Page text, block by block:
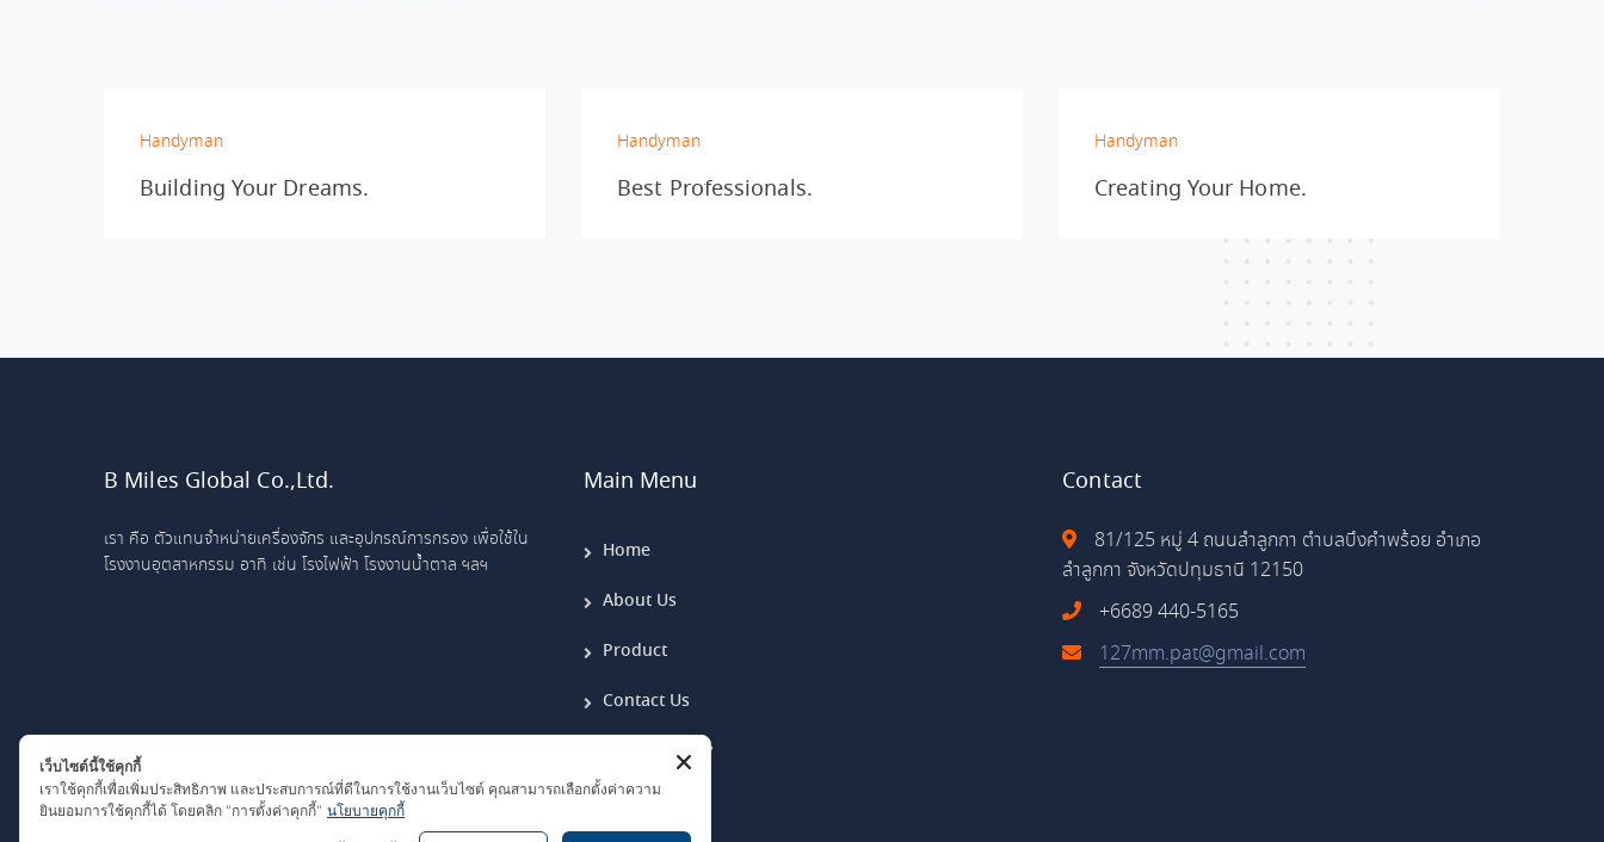
Handyman
Building Your Dreams.
Handyman
Best Professionals.
Handyman
Creating Your Home.
B Miles Global Co.,Ltd.
เรา คือ ตัวแทนจำหน่ายเครื่องจักร และอุปกรณ์การกรอง เพื่อใช้ใน
โรงงานอุตสาหกรรม อาทิ เช่น โรงไฟฟ้า โรงงานน้ำตาล ฯลฯ
Main Menu
Home
About Us
Product
Contact Us
Privacy Policy
Contact
81/125 หมู่ 4 ถนนลำลูกกา ตำบลบึงคำพร้อย อำเภอ
ลำลูกกา จังหวัดปทุมธานี 12150
+6689 440-5165
127mm.pat@gmail.com
เว็บไซต์นี้ใช้คุกกี้
เราใช้คุกกี้เพื่อเพิ่มประสิทธิภาพ และประสบการณ์ที่ดีในการใช้งานเว็บไซต์ คุณสามารถเลือกตั้งค่าความ
ยินยอมการใช้คุกกี้ได้ โดยคลิก "การตั้งค่าคุกกี้" นโยบายคุกกี้